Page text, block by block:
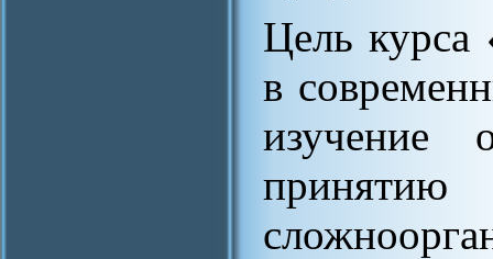
Цель курса
в
изучение